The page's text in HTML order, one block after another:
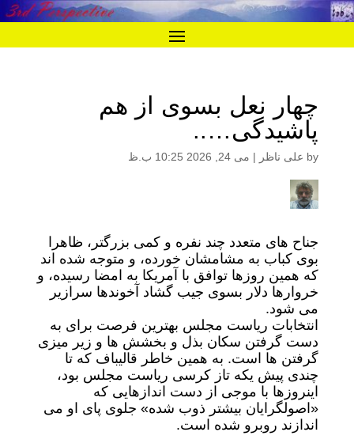
چهار نعل بسوی از هم
پاشیدگی…..
by علی ناظر | می 24, 2026 10:25 ب.ظ
جناح های متعدد چند نفره و کمی بزرگتر، ظاهرا
بوی کباب به مشامشان خورده، و متوجه شده اند
که همین روزها توافق با آمریکا به امضا رسیده، و
خروارها دلار بسوی جیب گشاد آخوندها سرازیر
می شود.
انتخابات ریاست مجلس بهترین فرصت برای به
دست گرفتن سکان بذل و بخشش ها و زیر میزی
گرفتن ها است. به همین خاطر قالیباف که تا
چندی پیش یکه تاز کرسی ریاست مجلس بود،
اینروزها با موجی از دست اندازهایی که
«اصولگرایان بیشتر ذوب شده» جلوی پای او می
اندازند روبرو شده است.